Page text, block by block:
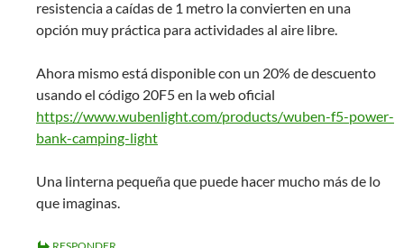
resistencia a caídas de 1 metro la convierten en una
opción muy práctica para actividades al aire libre.
Ahora mismo está disponible con un 20% de descuento
usando el código 20F5 en la web oficial
https://www.wubenlight.com/products/wuben-f5-power-
bank-camping-light
Una linterna pequeña que puede hacer mucho más de lo
que imaginas.